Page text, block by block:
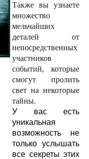
Также вы узнаете
множество
мельчайших
деталей от
непосредственных
участников
событий, которые
смогут пролить
свет на некоторые
тайны.
У вас есть
уникальная
возможность не
только услышать
все секреты этих